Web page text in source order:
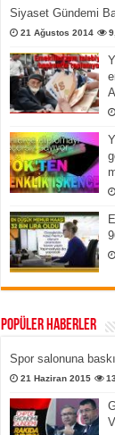
Siyaset Gündemi
21 Ağustos 2014
Popüler Haberler
Spor salonuna
21 Haziran 2015